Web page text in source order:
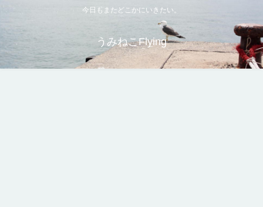
今日もまたどこかにいきたい。
うみねこFlying